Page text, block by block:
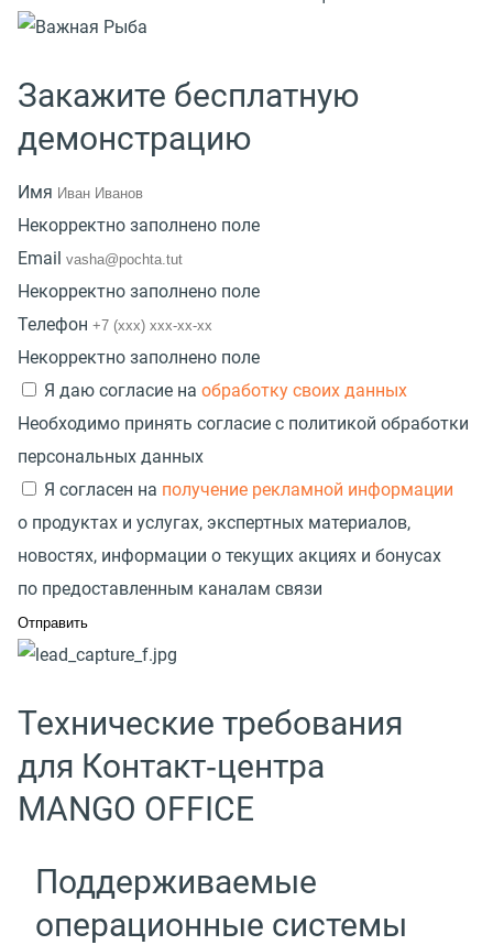
Закажите бесплатную
демонстрацию
Имя
Некорректно заполнено поле
Email
Некорректно заполнено поле
Телефон
Некорректно заполнено поле
Я даю согласие на обработку своих данных
Необходимо принять согласие с политикой обработки
персональных данных
Я согласен на получение рекламной информации
о продуктах и услугах, экспертных материалов,
новостях, информации о текущих акциях и бонусах
по предоставленным каналам связи
Технические требования
для Контакт‑центра
MANGO OFFICE
Поддерживаемые
операционные системы